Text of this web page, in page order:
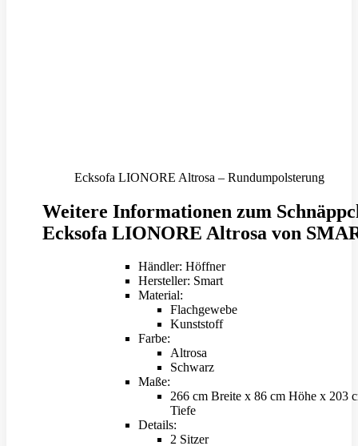
Ecksofa LIONORE Altrosa – Rundumpolsterung
Weitere Informationen zum
Ecksofa LIONORE Altrosa von
Händler: Höffner
Hersteller: Smart
Material:
Flachgewebe
Kunststoff
Farbe:
Altrosa
Schwarz
Maße:
266 cm Breite x 86 cm Höhe x 203
Tiefe
Details:
2 Sitzer